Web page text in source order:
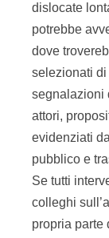
dislocate
potrebbe
dove
selezionati di
segnalazioni
attori,
evidenziati
pubblico e
Se tutti
colleghi
propria parte